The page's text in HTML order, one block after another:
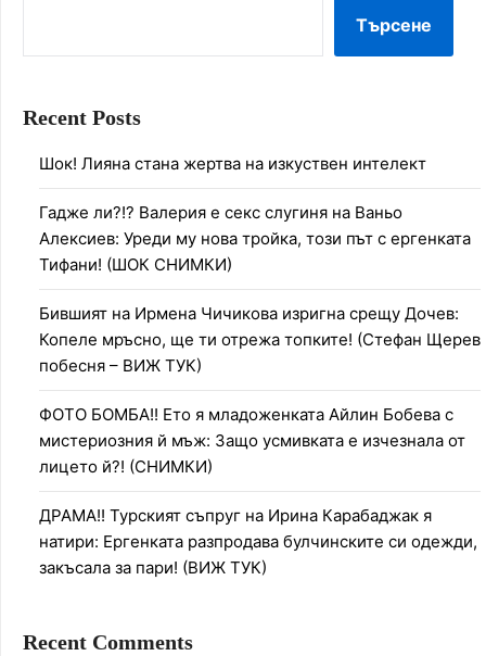
Търсене
Recent Posts
Шок! Лияна стана жертва на изкуствен интелект
Гадже ли?!? Валерия е секс слугиня на Ваньо
Алексиев: Уреди му нова тройка, този път с ергенката
Тифани! (ШОК СНИМКИ)
Бившият на Ирмена Чичикова изригна срещу Дочев:
Копеле мръсно, ще ти отрежа топките! (Стефан Щерев
побесня – ВИЖ ТУК)
ФОТО БОМБА!! Ето я младоженката Айлин Бобева с
мистериозния й мъж: Защо усмивката е изчезнала от
лицето й?! (СНИМКИ)
ДРАМА!! Турският съпруг на Ирина Карабаджак я
натири: Ергенката разпродава булчинските си одежди,
закъсала за пари! (ВИЖ ТУК)
Recent Comments